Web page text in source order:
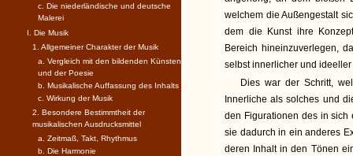
welchem die Außengestalt
dem die Kunst ihre
Bereich hineinzuverlegen,
selbst innerlicher und ideeller
Dies war der Schritt,
Innerliche als solches und
den Figurationen des in sich
sie dadurch in ein anderes
deren Inhalt in den Tönen
c. Die niederländische und deutsche
Malerei
I. Die Musik
1. Allgemeiner Charakter der Musik
a. Vergleich mit den bildenden Künsten
und der Poesie
b. Musikalische Auffassung des Inhalts
c. Wirkung der Musik
2. Besondere Bestimmtheit der
musikalischen Ausdrucksmittel
a. Zeitmaß, Takt, Rhythmus
b. Die Harmonie